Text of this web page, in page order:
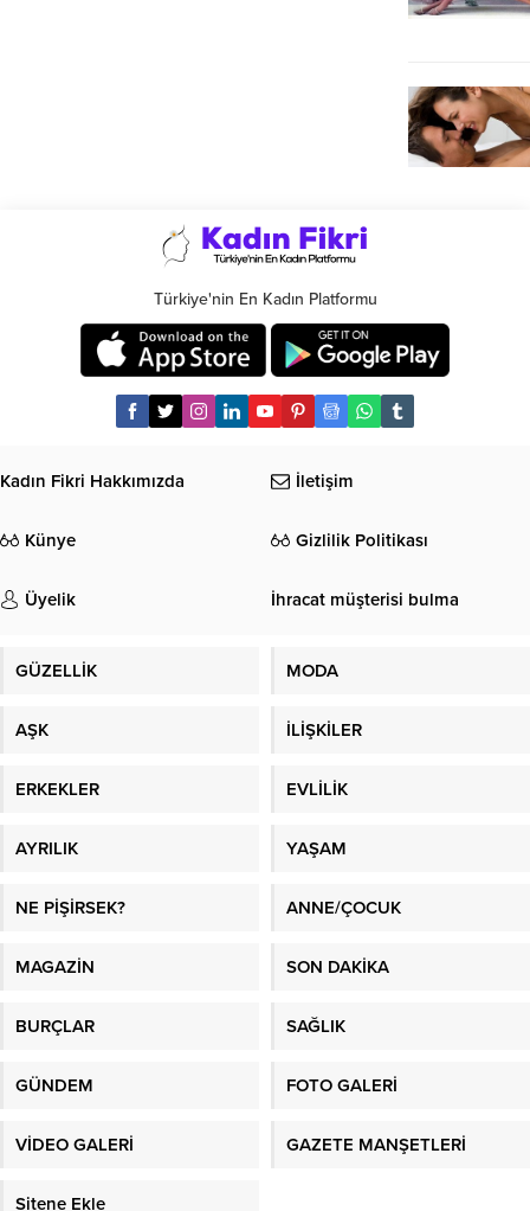
Türkiye'nin En Kadın Platformu
Kadın Fikri Hakkımızda İletişim
Künye Gizlilik Politikası
Üyelik İhracat müşterisi bulma
GÜZELLİK MODA
AŞK İLİŞKİLER
ERKEKLER EVLİLİK
AYRILIK YAŞAM
NE PİŞİRSEK? ANNE/ÇOCUK
MAGAZİN SON DAKİKA
BURÇLAR SAĞLIK
GÜNDEM FOTO GALERİ
VİDEO GALERİ GAZETE MANŞETLERİ
Sitene Ekle